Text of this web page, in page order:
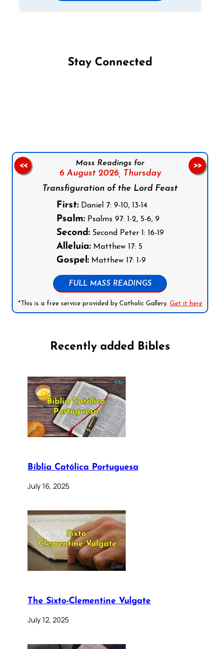
Stay Connected
Mass Readings for
6 August 2026, Thursday
Transfiguration of the Lord Feast
First:Daniel 7: 9-10, 13-14
Psalm:Psalms 97: 1-2, 5-6, 9
Second:Second Peter 1: 16-19
Alleluia:Matthew 17: 5
Gospel:Matthew 17: 1-9
FULL MASS READINGS
*This is a free service provided by Catholic Gallery. Get it here
<< >>
Recently added Bibles
Bíblia Católica Portuguesa
July 16, 2025
The Sixto-Clementine Vulgate
July 12, 2025